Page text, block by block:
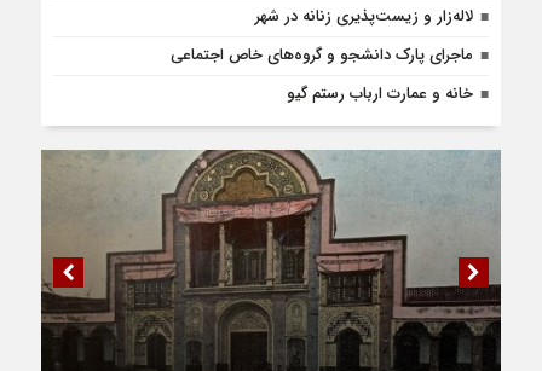
لاله‌زار و زیست‌پذیری زنانه در شهر
ماجرای پارک دانشجو و گروه‌های خاص اجتماعی
خانه و عمارت ارباب رستم گیو